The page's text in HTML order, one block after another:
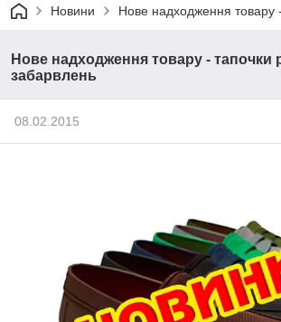
Новини Нове надходження товару
Нове надходження товару - тапочки
забарвлень
08.02.2015